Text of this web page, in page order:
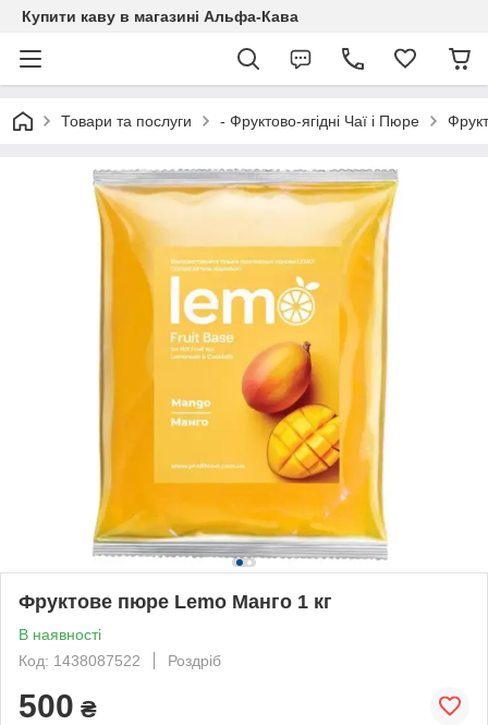
Купити каву в магазині Альфа-Кава
Товари та послуги - Фруктово-ягідні Чаї і Пюре
Фруктове пюре Lemo Манго 1 кг
В наявності
Код: 1438087522
Роздріб
500 ₴